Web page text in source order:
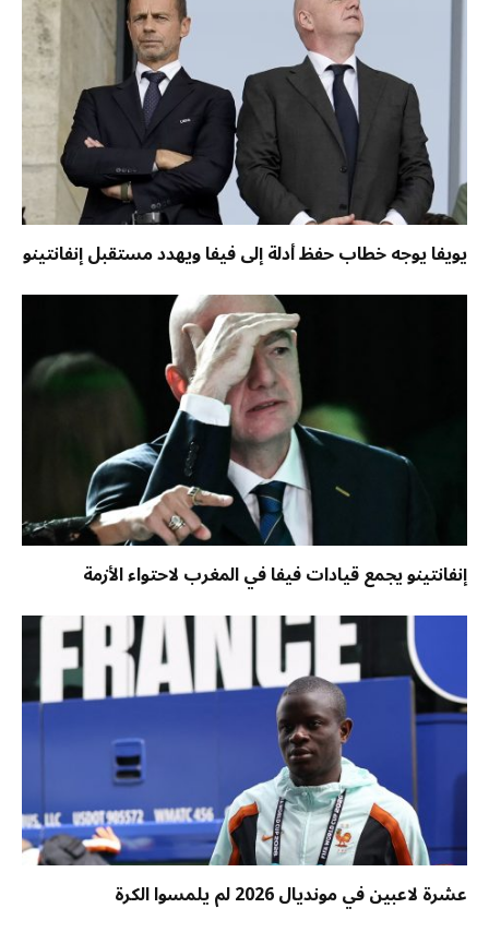
يويفا يوجه خطاب حفظ أدلة إلى فيفا ويهدد مستقبل إنفانتينو
إنفانتينو يجمع قيادات فيفا في المغرب لاحتواء الأزمة
عشرة لاعبين في مونديال 2026 لم يلمسوا الكرة